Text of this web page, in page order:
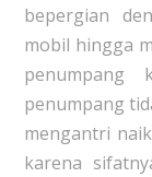
bepergian
mobil hingga
penumpang
penumpang
mengantri
karena